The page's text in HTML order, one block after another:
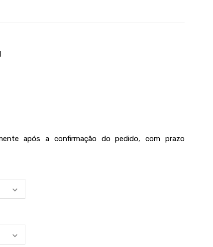
após a confirmação do pedido, com prazo